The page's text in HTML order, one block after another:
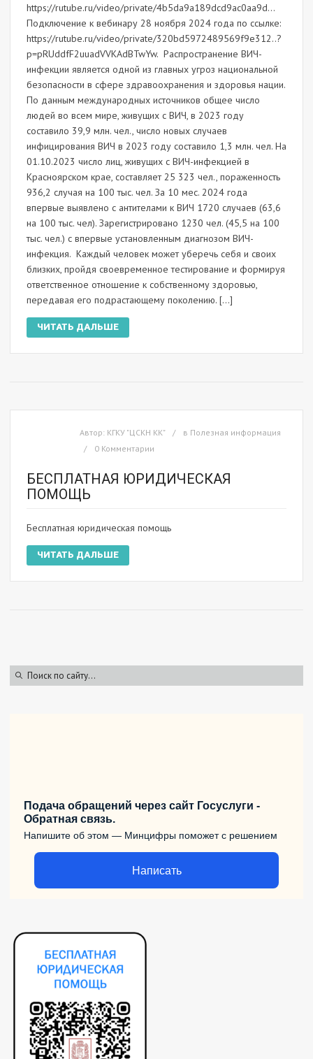
https://rutube.ru/video/private/4b5da9a189dcd9ac0aa9d...
Подключение к вебинару 28 ноября 2024 года по ссылке:
https://rutube.ru/video/private/320bd5972489569f9e312..?
p=pRUddfF2uuadVVKAdBTwYw. Распространение ВИЧ-
инфекции является одной из главных угроз национальной
безопасности в сфере здравоохранения и здоровья нации.
По данным международных источников общее число
людей во всем мире, живущих с ВИЧ, в 2023 году
составило 39,9 млн. чел., число новых случаев
инфицирования ВИЧ в 2023 году составило 1,3 млн. чел. На
01.10.2023 число лиц, живущих с ВИЧ-инфекцией в
Красноярском крае, составляет 25 323 чел., пораженность
936,2 случая на 100 тыс. чел. За 10 мес. 2024 года
впервые выявлено с антителами к ВИЧ 1720 случаев (63,6
на 100 тыс. чел). Зарегистрировано 1230 чел. (45,5 на 100
тыс. чел.) с впервые установленным диагнозом ВИЧ-
инфекция. Каждый человек может уберечь себя и своих
близких, пройдя своевременное тестирование и формируя
ответственное отношение к собственному здоровью,
передавая его подрастающему поколению. […]
ЧИТАТЬ ДАЛЬШЕ
Автор: КГКУ "ЦСКН КК" в Полезная информация
0 Комментарии
БЕСПЛАТНАЯ ЮРИДИЧЕСКАЯ
ПОМОЩЬ
Бесплатная юридическая помощь
ЧИТАТЬ ДАЛЬШЕ
Подача обращений через сайт Госуслуги -
Обратная связь.
Напишите об этом — Минцифры поможет с решением
Написать